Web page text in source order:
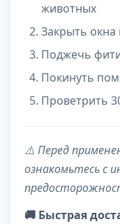
животных
Закрыть окна
Поджечь
Покинуть
Проветрить
⚠️ Перед
ознакомьтесь с
🚚 Быстрая